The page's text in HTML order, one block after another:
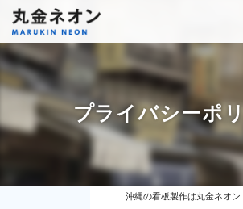
プライバシーポ
沖縄の看板製作は丸金ネオン